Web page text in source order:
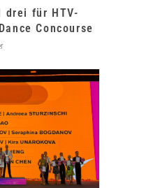
drei für HTV-
Concourse